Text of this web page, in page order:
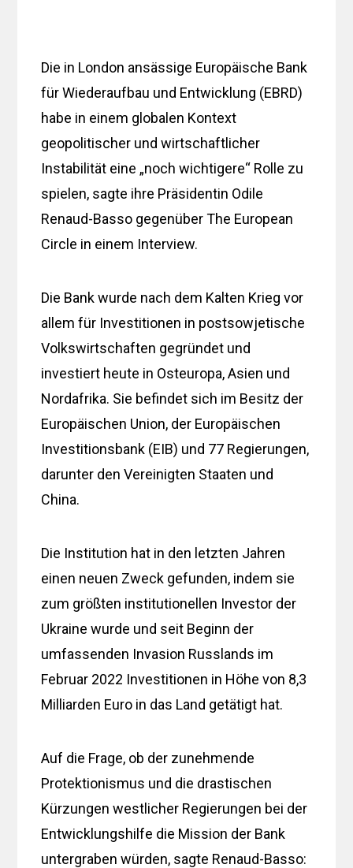
Die in London ansässige Europäische Bank
für Wiederaufbau und Entwicklung (EBRD)
habe in einem globalen Kontext
geopolitischer und wirtschaftlicher
Instabilität eine „noch wichtigere“ Rolle zu
spielen, sagte ihre Präsidentin Odile
Renaud-Basso gegenüber The European
Circle in einem Interview.
Die Bank wurde nach dem Kalten Krieg vor
allem für Investitionen in postsowjetische
Volkswirtschaften gegründet und
investiert heute in Osteuropa, Asien und
Nordafrika. Sie befindet sich im Besitz der
Europäischen Union, der Europäischen
Investitionsbank (EIB) und 77 Regierungen,
darunter den Vereinigten Staaten und
China.
Die Institution hat in den letzten Jahren
einen neuen Zweck gefunden, indem sie
zum größten institutionellen Investor der
Ukraine wurde und seit Beginn der
umfassenden Invasion Russlands im
Februar 2022 Investitionen in Höhe von 8,3
Milliarden Euro in das Land getätigt hat.
Auf die Frage, ob der zunehmende
Protektionismus und die drastischen
Kürzungen westlicher Regierungen bei der
Entwicklungshilfe die Mission der Bank
untergraben würden, sagte Renaud-Basso: